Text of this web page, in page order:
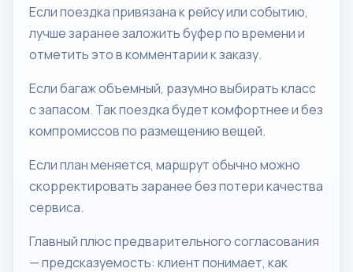
Если поездка привязана к рейсу или событию,
лучше заранее заложить буфер по времени и
отметить это в комментарии к заказу.
Если багаж объемный, разумно выбирать класс
с запасом. Так поездка будет комфортнее и без
компромиссов по размещению вещей.
Если план меняется, маршрут обычно можно
скорректировать заранее без потери качества
сервиса.
Главный плюс предварительного согласования
— предсказуемость: клиент понимает, как